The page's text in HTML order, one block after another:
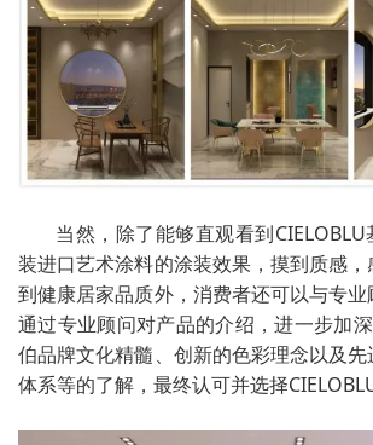
当然，除了能够直观看到CIELOBLU
装进口艺术涂料的涂装效果，摸到质感
到健康居家品质外，消费者还可以与专业
通过专业顾问对产品的介绍，进一步加
伯品牌文化精髓、创新的色彩理念以及
体系等的了解，最终认可并选择